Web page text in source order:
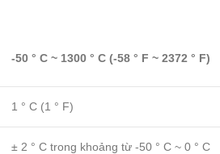
-50 ° C ~ 1300 ° C (-58 ° F ~ 2372 ° F)
1 ° C (1 ° F)
± 2 ° C trong khoảng từ -50 ° C ~ 0 ° C